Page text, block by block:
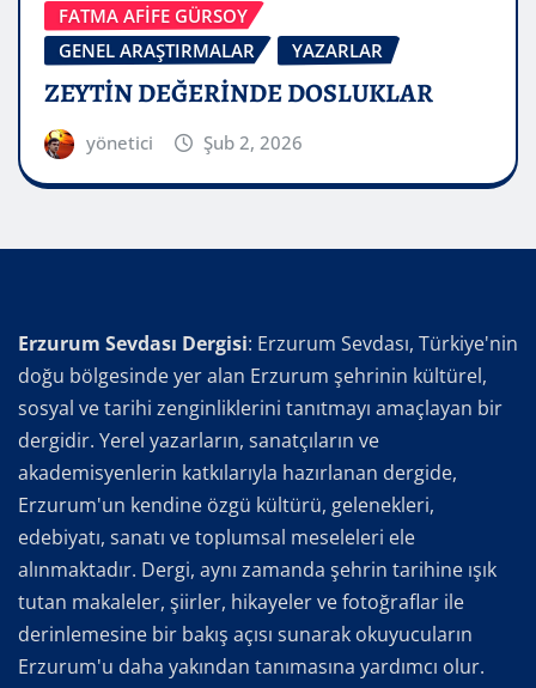
FATMA AFİFE GÜRSOY
GENEL ARAŞTIRMALAR
YAZARLAR
ZEYTİN DEĞERİNDE DOSLUKLAR
yönetici Şub 2, 2026
Erzurum Sevdası Dergisi: Erzurum Sevdası, Türkiye'nin
doğu bölgesinde yer alan Erzurum şehrinin kültürel,
sosyal ve tarihi zenginliklerini tanıtmayı amaçlayan bir
dergidir. Yerel yazarların, sanatçıların ve
akademisyenlerin katkılarıyla hazırlanan dergide,
Erzurum'un kendine özgü kültürü, gelenekleri,
edebiyatı, sanatı ve toplumsal meseleleri ele
alınmaktadır. Dergi, aynı zamanda şehrin tarihine ışık
tutan makaleler, şiirler, hikayeler ve fotoğraflar ile
derinlemesine bir bakış açısı sunarak okuyucuların
Erzurum'u daha yakından tanımasına yardımcı olur.